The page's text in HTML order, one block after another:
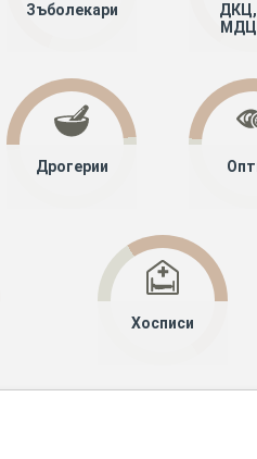
Зъболекари
Дрогерии
Хосписи